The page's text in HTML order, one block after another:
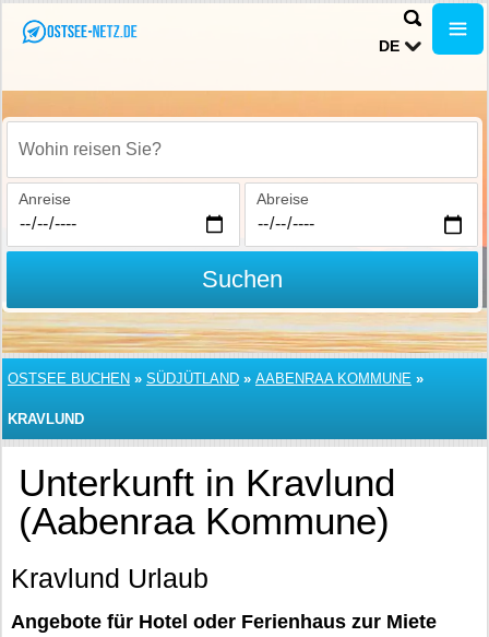
DE
Wohin reisen Sie?
Anreise Abreise
Suchen
OSTSEE BUCHEN » SÜDJÜTLAND » AABENRAA KOMMUNE »
KRAVLUND
Unterkunft in Kravlund
(Aabenraa Kommune)
Kravlund Urlaub
Angebote für Hotel oder Ferienhaus zur Miete